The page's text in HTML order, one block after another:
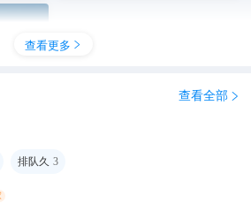
查看更多 
查看全部 
排队久 3